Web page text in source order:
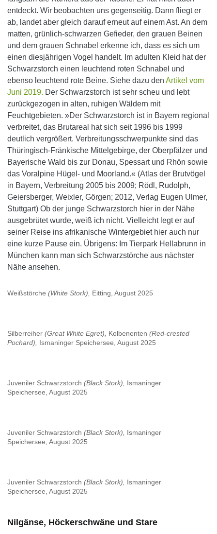
entdeckt. Wir beobachten uns gegenseitig. Dann fliegt er
ab, landet aber gleich darauf erneut auf einem Ast. An dem
matten, grünlich-schwarzen Gefieder, den grauen Beinen
und dem grauen Schnabel erkenne ich, dass es sich um
einen diesjährigen Vogel handelt. Im adulten Kleid hat der
Schwarzstorch einen leuchtend roten Schnabel und
ebenso leuchtend rote Beine. Siehe dazu den Artikel vom
Juni 2019. Der Schwarzstorch ist sehr scheu und lebt
zurückgezogen in alten, ruhigen Wäldern mit
Feuchtgebieten. »Der Schwarzstorch ist in Bayern regional
verbreitet, das Brutareal hat sich seit 1996 bis 1999
deutlich vergrößert. Verbreitungsschwerpunkte sind das
Thüringisch-Fränkische Mittelgebirge, der Oberpfälzer und
Bayerische Wald bis zur Donau, Spessart und Rhön sowie
das Voralpine Hügel- und Moorland.« (Atlas der Brutvögel
in Bayern, Verbreitung 2005 bis 2009; Rödl, Rudolph,
Geiersberger, Weixler, Görgen; 2012, Verlag Eugen Ulmer,
Stuttgart) Ob der junge Schwarzstorch hier in der Nähe
ausgebrütet wurde, weiß ich nicht. Vielleicht legt er auf
seiner Reise ins afrikanische Wintergebiet hier auch nur
eine kurze Pause ein. Übrigens: Im Tierpark Hellabrunn in
München kann man sich Schwarzstörche aus nächster
Nähe ansehen.
Weißstörche (White Stork), Eitting, August 2025
Silberreiher (Great White Egret), Kolbenenten (Red-crested
Pochard), Ismaninger Speichersee, August 2025
Juveniler Schwarzstorch (Black Stork), Ismaninger
Speichersee, August 2025
Juveniler Schwarzstorch (Black Stork), Ismaninger
Speichersee, August 2025
Juveniler Schwarzstorch (Black Stork), Ismaninger
Speichersee, August 2025
Nilgänse, Höckerschwäne und Stare